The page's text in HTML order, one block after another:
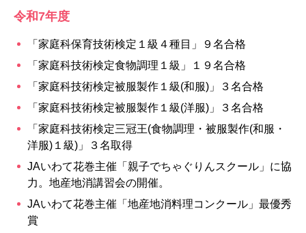
令和7年度
「家庭科保育技術検定１級４種目」９名合格
「家庭科技術検定食物調理１級」１９名合格
「家庭科技術検定被服製作１級(和服)」３名合格
「家庭科技術検定被服製作１級(洋服)」３名合格
「家庭科技術検定三冠王(食物調理・被服製作(和服・
洋服)１級)」３名取得
JAいわて花巻主催「親子でちゃぐりんスクール」に協
力。地産地消講習会の開催。
JAいわて花巻主催「地産地消料理コンクール」最優秀
賞